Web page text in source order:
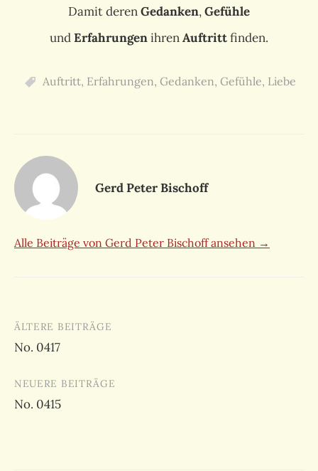
Damit derenGedanken,Gefühle
undErfahrungenihrenAuftrittfinden.
Auftritt, Erfahrungen, Gedanken, Gefühle, Liebe
Gerd Peter Bischoff
Alle Beiträge von Gerd Peter Bischoff ansehen →
Beitragsnavigation
ÄLTERE BEITRÄGE
No. 0417
NEUERE BEITRÄGE
No. 0415